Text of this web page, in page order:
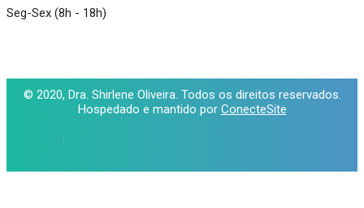
Seg-Sex (8h - 18h)
© 2020, Dra. Shirlene Oliveira. Todos os direitos reservados.
Hospedado e mantido por ConecteSite